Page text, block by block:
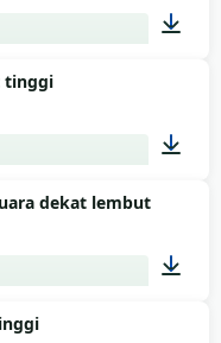
tinggi
00:01
dekat lembut